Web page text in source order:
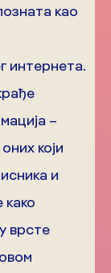
као
интернета.
–
који
и
врсте